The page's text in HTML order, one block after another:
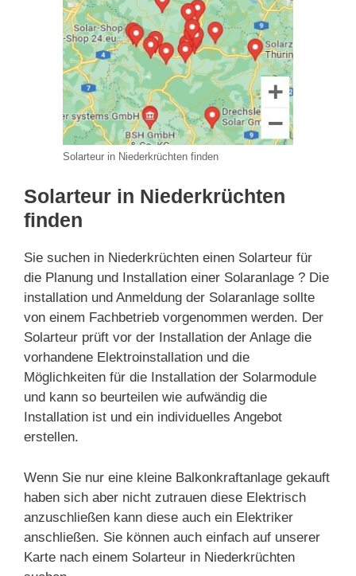
Solarteur in Niederkrüchten finden
Solarteur in Niederkrüchten
finden
Sie suchen in Niederkrüchten einen Solarteur für
die Planung und Installation einer Solaranlage ? Die
installation und Anmeldung der Solaranlage sollte
von einem Fachbetrieb vorgenommen werden. Der
Solarteur prüft vor der Installation der Anlage die
vorhandene Elektroinstallation und die
Möglichkeiten für die Installation der Solarmodule
und kann so beurteilen wie aufwändig die
Installation ist und ein individuelles Angebot
erstellen.
Wenn Sie nur eine kleine Balkonkraftanlage gekauft
haben sich aber nicht zutrauen diese Elektrisch
anzuschließen kann diese auch ein Elektriker
anschließen. Sie können auch einfach auf unserer
Karte nach einem Solarteur in Niederkrüchten